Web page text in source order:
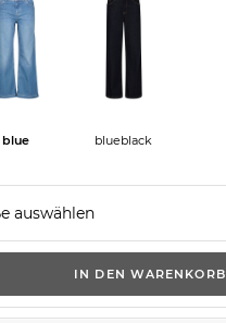
blue blueblack
auswählen
IN DEN WARENKORB